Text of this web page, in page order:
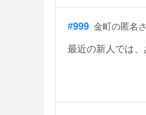
#999 金町の匿名
最近の新人では、